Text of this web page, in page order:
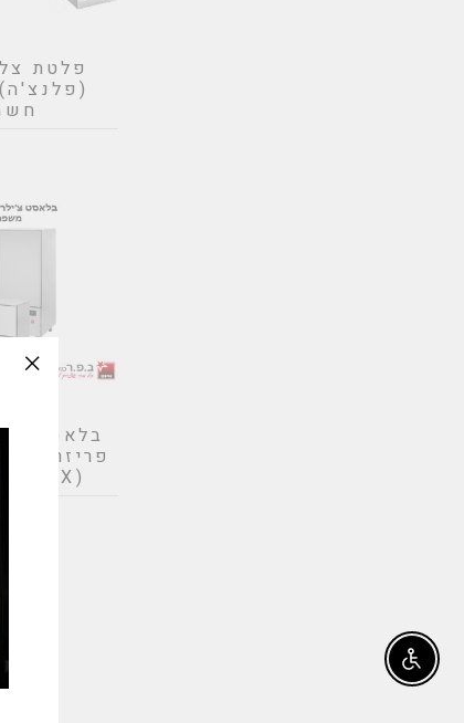
פלטת
בלאסט
פריזרים
(PRIMAX) איטליה
Enable accessibility